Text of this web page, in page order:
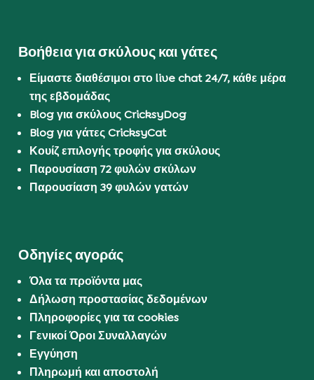
Βοήθεια για σκύλους και γάτες
Είμαστε διαθέσιμοι στο live chat 24/7, κάθε μέρα
της εβδομάδας
Blog για σκύλους CricksyDog
Blog για γάτες CricksyCat
Κουίζ επιλογής τροφής για σκύλους
Παρουσίαση 72 φυλών σκύλων
Παρουσίαση 39 φυλών γατών
Οδηγίες αγοράς
Όλα τα προϊόντα μας
Δήλωση προστασίας δεδομένων
Πληροφορίες για τα cookies
Γενικοί Όροι Συναλλαγών
Εγγύηση
Πληρωμή και αποστολή